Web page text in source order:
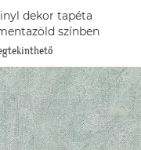
dekor tapéta
színben